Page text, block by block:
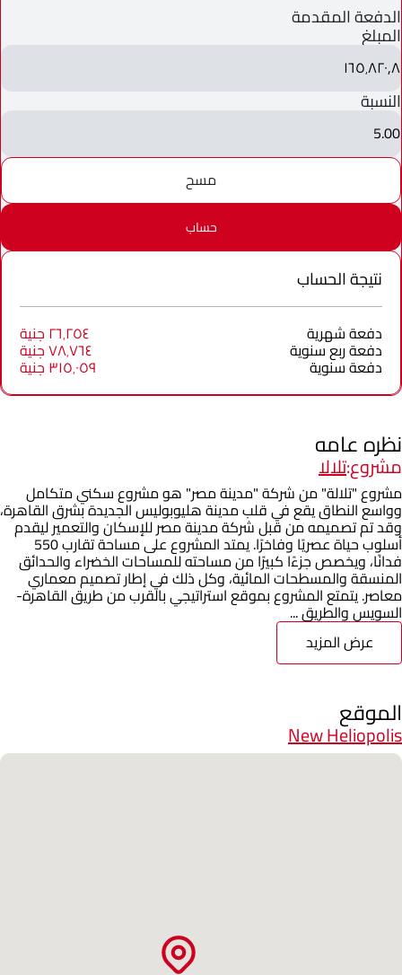
الدفعة المقدمة
المبلغ
١٦٥٬٨٢٠٫٨
النسبة
5.00
مسح
حساب
نتيجة الحساب
دفعة شهرية ٢٦٬٢٥٤ جنية
دفعة ربع سنوية ٧٨٬٧٦٤ جنية
دفعة سنوية ٣١٥٬٠٥٩ جنية
نظره عامه
مشروع:تلالا
مشروع "تلالة" من شركة "مدينة مصر" هو مشروع سكني متكامل
وواسع النطاق يقع في قلب مدينة هليوبوليس الجديدة بشرق القاهرة،
وقد تم تصميمه من قبل شركة مدينة مصر للإسكان والتعمير ليقدم
أسلوب حياة عصريًا وفاخرًا. يمتد المشروع على مساحة تقارب 550
فدانًا، ويخصص جزءًا كبيرًا من مساحته للمساحات الخضراء والحدائق
المنسقة والمسطحات المائية، وكل ذلك في إطار تصميم معماري
معاصر. يتمتع المشروع بموقع استراتيجي بالقرب من طريق القاهرة-
السويس والطريق ...
عرض المزيد
الموقع
New Heliopolis